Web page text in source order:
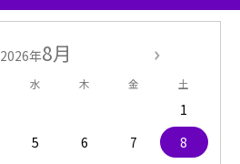
2026年8月
水 木 金 土
1
5 6 7
8